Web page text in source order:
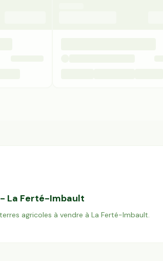
La Ferté-Imbault
agricoles à vendre à La Ferté-Imbault.